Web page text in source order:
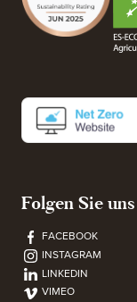
Folgen Sie
FACEBOOK
INSTAGRAM
LINKEDIN
VIMEO